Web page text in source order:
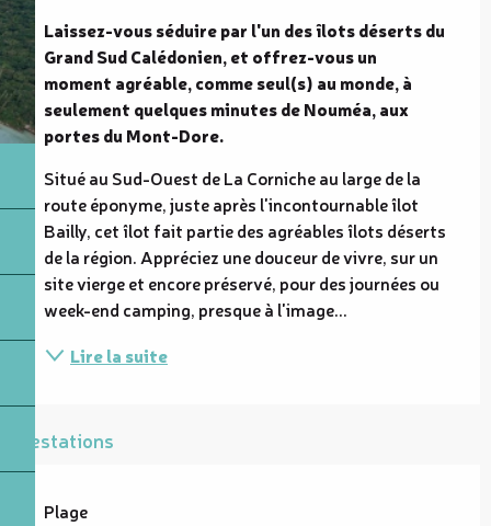
Laissez-vous séduire par l'un des îlots déserts du
Grand Sud Calédonien, et offrez-vous un
moment agréable, comme seul(s) au monde, à
seulement quelques minutes de Nouméa, aux
portes du Mont-Dore.
Situé au Sud-Ouest de La Corniche au large de la
route éponyme, juste après l'incontournable îlot
Bailly, cet îlot fait partie des agréables îlots déserts
de la région. Appréciez une douceur de vivre, sur un
site vierge et encore préservé, pour des journées ou
week-end camping, presque à l'image...
Lire la suite
Prestations
Plage